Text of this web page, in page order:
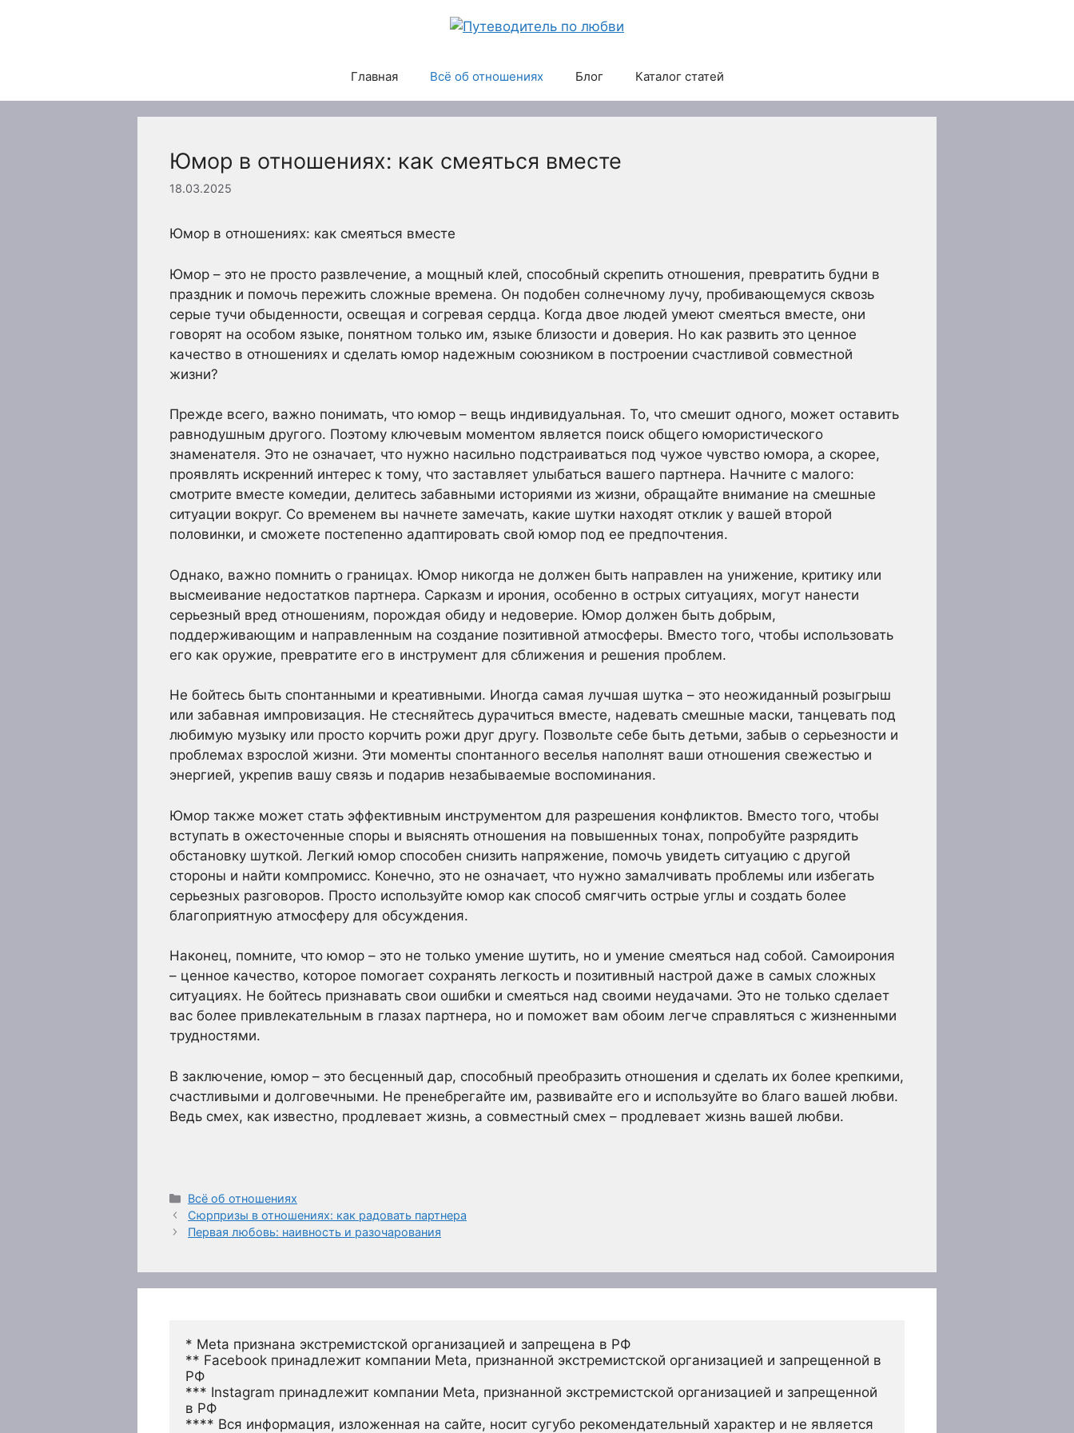
Главная Всё об отношениях Блог Каталог статей
Юмор в отношениях: как смеяться вместе
18.03.2025
Юмор в отношениях: как смеяться вместе
Юмор – это не просто развлечение, а мощный клей, способный скрепить отношения, превратить будни в
праздник и помочь пережить сложные времена. Он подобен солнечному лучу, пробивающемуся сквозь
серые тучи обыденности, освещая и согревая сердца. Когда двое людей умеют смеяться вместе, они
говорят на особом языке, понятном только им, языке близости и доверия. Но как развить это ценное
качество в отношениях и сделать юмор надежным союзником в построении счастливой совместной
жизни?
Прежде всего, важно понимать, что юмор – вещь индивидуальная. То, что смешит одного, может оставить
равнодушным другого. Поэтому ключевым моментом является поиск общего юмористического
знаменателя. Это не означает, что нужно насильно подстраиваться под чужое чувство юмора, а скорее,
проявлять искренний интерес к тому, что заставляет улыбаться вашего партнера. Начните с малого:
смотрите вместе комедии, делитесь забавными историями из жизни, обращайте внимание на смешные
ситуации вокруг. Со временем вы начнете замечать, какие шутки находят отклик у вашей второй
половинки, и сможете постепенно адаптировать свой юмор под ее предпочтения.
Однако, важно помнить о границах. Юмор никогда не должен быть направлен на унижение, критику или
высмеивание недостатков партнера. Сарказм и ирония, особенно в острых ситуациях, могут нанести
серьезный вред отношениям, порождая обиду и недоверие. Юмор должен быть добрым,
поддерживающим и направленным на создание позитивной атмосферы. Вместо того, чтобы использовать
его как оружие, превратите его в инструмент для сближения и решения проблем.
Не бойтесь быть спонтанными и креативными. Иногда самая лучшая шутка – это неожиданный розыгрыш
или забавная импровизация. Не стесняйтесь дурачиться вместе, надевать смешные маски, танцевать под
любимую музыку или просто корчить рожи друг другу. Позвольте себе быть детьми, забыв о серьезности и
проблемах взрослой жизни. Эти моменты спонтанного веселья наполнят ваши отношения свежестью и
энергией, укрепив вашу связь и подарив незабываемые воспоминания.
Юмор также может стать эффективным инструментом для разрешения конфликтов. Вместо того, чтобы
вступать в ожесточенные споры и выяснять отношения на повышенных тонах, попробуйте разрядить
обстановку шуткой. Легкий юмор способен снизить напряжение, помочь увидеть ситуацию с другой
стороны и найти компромисс. Конечно, это не означает, что нужно замалчивать проблемы или избегать
серьезных разговоров. Просто используйте юмор как способ смягчить острые углы и создать более
благоприятную атмосферу для обсуждения.
Наконец, помните, что юмор – это не только умение шутить, но и умение смеяться над собой. Самоирония
– ценное качество, которое помогает сохранять легкость и позитивный настрой даже в самых сложных
ситуациях. Не бойтесь признавать свои ошибки и смеяться над своими неудачами. Это не только сделает
вас более привлекательным в глазах партнера, но и поможет вам обоим легче справляться с жизненными
трудностями.
В заключение, юмор – это бесценный дар, способный преобразить отношения и сделать их более крепкими,
счастливыми и долговечными. Не пренебрегайте им, развивайте его и используйте во благо вашей любви.
Ведь смех, как известно, продлевает жизнь, а совместный смех – продлевает жизнь вашей любви.
Рубрики
Всё об отношениях
Сюрпризы в отношениях: как радовать партнера
Первая любовь: наивность и разочарования
* Meta признана экстремистской организацией и запрещена в РФ
** Facebook принадлежит компании Meta, признанной экстремистской организацией и запрещенной в
РФ
*** Instagram принадлежит компании Meta, признанной экстремистской организацией и запрещенной
в РФ
**** Вся информация, изложенная на сайте, носит сугубо рекомендательный характер и не является